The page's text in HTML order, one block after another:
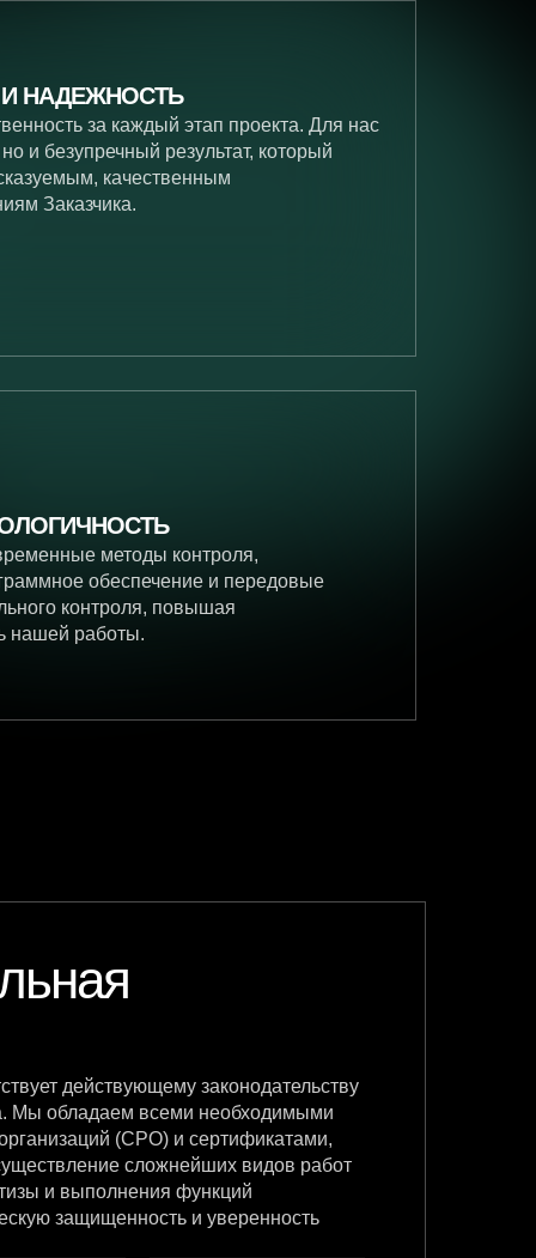
методы контроля,
обеспечение и передовые
контроля, повышая
нашей работы.
НАДЕЖНОСТЬ
за каждый этап проекта. Для нас
и безупречный результат, который
качественным
Заказчика.
действующему законодательству
Мы обладаем всеми необходимыми
(СРО) и сертификатами,
сложнейших видов работ
и выполнения функций
защищенность и уверенность